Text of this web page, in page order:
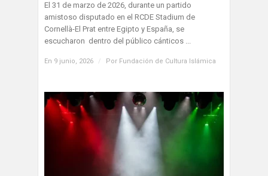
El 31 de marzo de 2026, durante un partido
amistoso disputado en el RCDE Stadium de
Cornellà-El Prat entre Egipto y España, se
escucharon dentro del público cánticos ...
En 9 junio, 2026 / Por Fundación de Cultura Islámica